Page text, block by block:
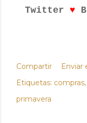
Twitter
♥
Compartir
Enviar
Etiquetas: compras
primavera